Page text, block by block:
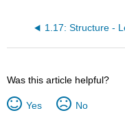
Was this article helpful?
Yes No